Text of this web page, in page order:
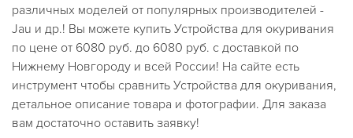
различных моделей от популярных производителей -
Jau и др.! Вы можете купить Устройства для окуривания
по цене от 6080 руб. до 6080 руб. с доставкой по
Нижнему Новгороду и всей России! На сайте есть
инструмент чтобы сравнить Устройства для окуривания,
детальное описание товара и фотографии. Для заказа
вам достаточно оставить заявку!